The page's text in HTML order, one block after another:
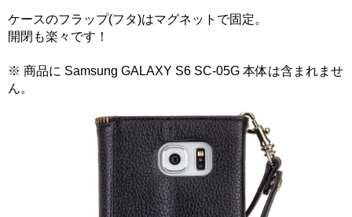
ケースのフラップ(フタ)はマグネットで固定。
開閉も楽々です！
※ 商品に Samsung GALAXY S6 SC-05G 本体は含まれませ
ん。